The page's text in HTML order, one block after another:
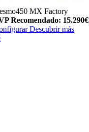
MX Factory
Recomendado: 15.290€
Descubrir más